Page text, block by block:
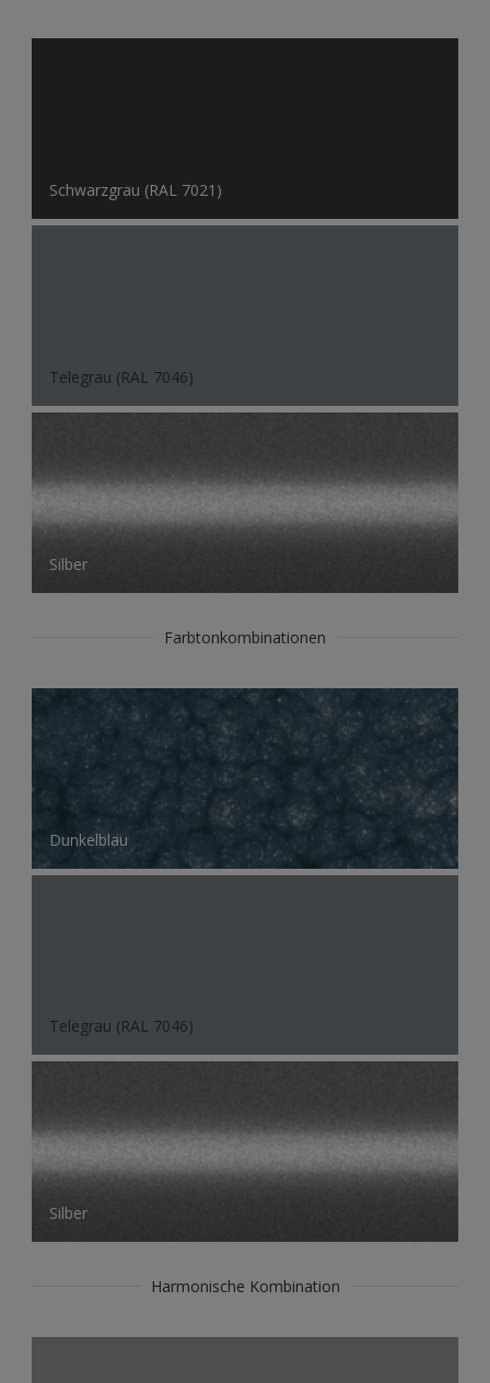
Schwarzgrau (RAL 7021)
Telegrau (RAL 7046)
Silber
Farbtonkombinationen
Dunkelblau
Telegrau (RAL 7046)
Silber
Harmonische Kombination